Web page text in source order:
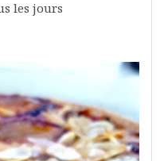
les jours